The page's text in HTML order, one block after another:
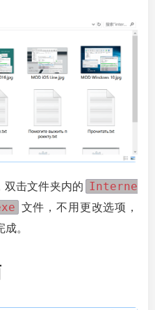
双击文件夹内的 Interne
文件，不用更改选项，
。